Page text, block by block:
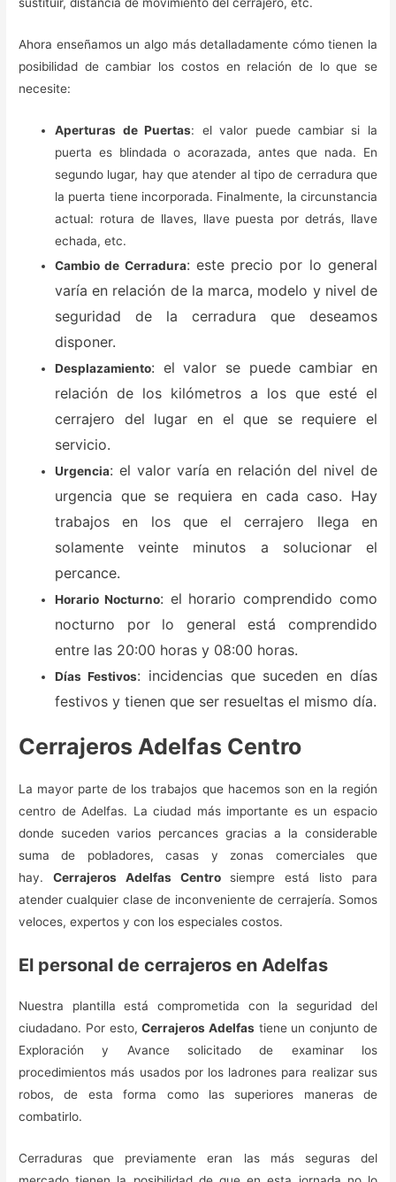
Ahora enseñamos un algo más detalladamente cómo tienen la
posibilidad de cambiar los costos en relación de lo que se
necesite:
Aperturas de Puertas: el valor puede cambiar si la
puerta es blindada o acorazada, antes que nada. En
segundo lugar, hay que atender al tipo de cerradura que
la puerta tiene incorporada. Finalmente, la circunstancia
actual: rotura de llaves, llave puesta por detrás, llave
echada, etc.
Cambio de Cerradura: este precio por lo general
varía en relación de la marca, modelo y nivel de
seguridad de la cerradura que deseamos
disponer.
Desplazamiento: el valor se puede cambiar en
relación de los kilómetros a los que esté el
cerrajero del lugar en el que se requiere el
servicio.
Urgencia: el valor varía en relación del nivel de
urgencia que se requiera en cada caso. Hay
trabajos en los que el cerrajero llega en
solamente veinte minutos a solucionar el
percance.
Horario Nocturno: el horario comprendido como
nocturno por lo general está comprendido
entre las 20:00 horas y 08:00 horas.
Días Festivos: incidencias que suceden en días
festivos y tienen que ser resueltas el mismo día.
Cerrajeros Adelfas Centro
La mayor parte de los trabajos que hacemos son en la región
centro de Adelfas. La ciudad más importante es un espacio
donde suceden varios percances gracias a la considerable
suma de pobladores, casas y zonas comerciales que
hay. Cerrajeros Adelfas Centrosiempre está listo para
atender cualquier clase de inconveniente de cerrajería. Somos
veloces, expertos y con los especiales costos.
El personal de cerrajeros en Adelfas
Nuestra plantilla está comprometida con la seguridad del
ciudadano. Por esto,Cerrajeros Adelfas tiene un conjunto de
Exploración y Avance solicitado de examinar los
procedimientos más usados por los ladrones para realizar sus
robos, de esta forma como las superiores maneras de
combatirlo.
Cerraduras que previamente eran las más seguras del